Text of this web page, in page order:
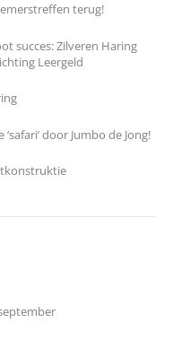
terug!
succes: Zilveren Haring
Leergeld
door Jumbo de Jong!